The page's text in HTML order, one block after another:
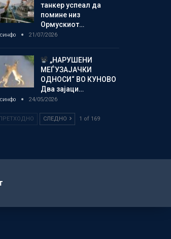
танкер успеал да
помине низ
Ормускиот…
21/07/2026
„НАРУШЕНИ
МЕЃУЗАЈАЧКИ
ОДНОСИ“ ВО КУНОВО
Два зајаци…
24/05/2026
СЛЕДНО 1 of 169